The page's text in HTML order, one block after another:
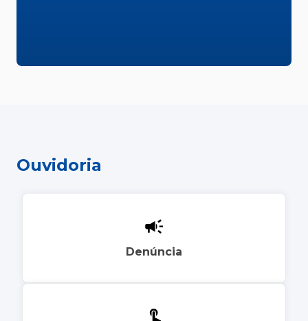
Ouvidoria
Denúncia